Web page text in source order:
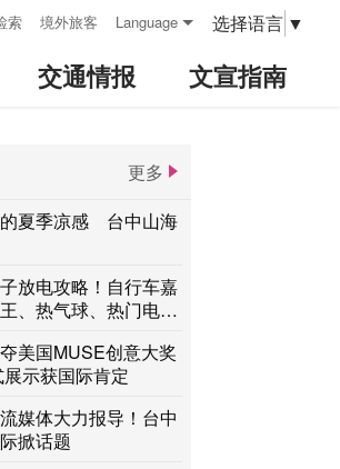
索 境外旅客 Language 选择语言 ▼
交通情报 文宣指南
更多
夏季凉感 台中山海
放电攻略！自行车嘉
、热气球、热门电影
美国MUSE创意大奖
示获国际肯定
媒体大力报导！台中
掀话题